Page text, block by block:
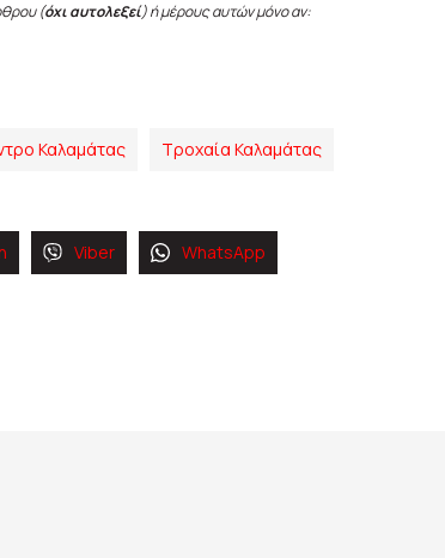
(όχι αυτολεξεί) ή μέρους αυτών μόνο αν:
Καλαμάτας Τροχαία Καλαμάτας
Viber WhatsApp